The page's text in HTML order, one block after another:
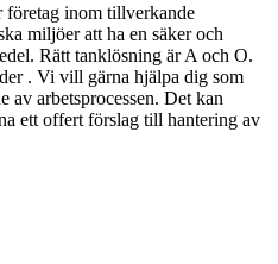
inom tillverkande
miljöer att ha en säker och
Rätt tanklösning är A och O.
. Vi vill gärna hjälpa dig som
av arbetsprocessen. Det kan
ett offert förslag till hantering av